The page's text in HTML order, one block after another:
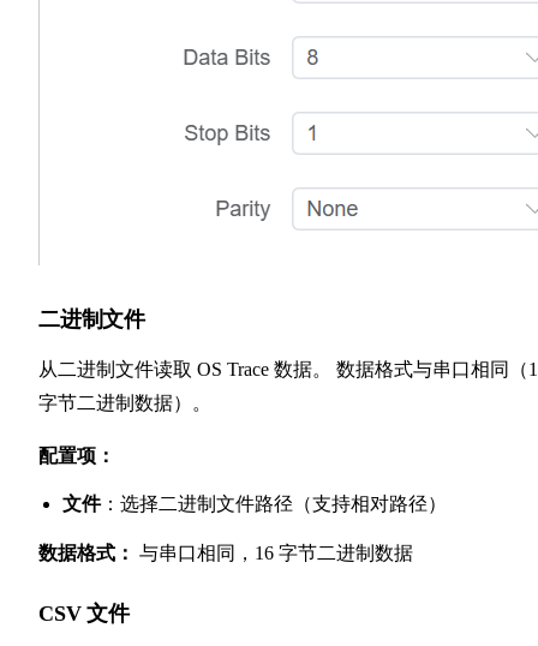
二进制文件
从二进制文件读取 OS Trace 数据。 数据格式与串口相同（
字节二进制数据）。
配置项：
文件：选择二进制文件路径（支持相对路径）
数据格式： 与串口相同，16 字节二进制数据
CSV 文件